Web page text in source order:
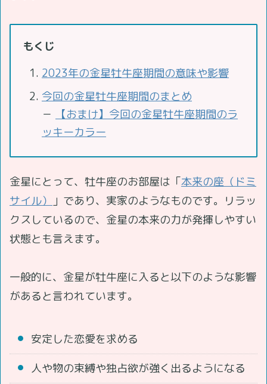
もくじ
2023年の金星牡牛座期間の意味や影響
今回の金星牡牛座期間のまとめ
－
【おまけ】今回の金星牡牛座期間のラ
ッキーカラー
金星にとって、牡牛座のお部屋は「本来の座（ドミ
サイル）
」であり、実家のようなものです。リラッ
クスしているので、金星の本来の力が発揮しやすい
状態とも言えます。
一般的に、金星が牡牛座に入ると以下のような影響
があると言われています。
安定した恋愛を求める
人や物の束縛や独占欲が強く出るようになる